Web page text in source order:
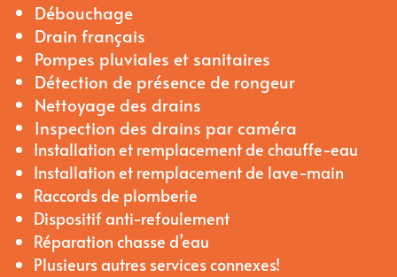
Débouchage
Drain français
Pompes pluviales et sanitaires
Détection de présence de rongeur
Nettoyage des drains
Inspection des drains par caméra
Installation et remplacement de chauffe-eau
Installation et remplacement de lave-main
Raccords de plomberie
Dispositif anti-refoulement
Réparation chasse d’eau
Plusieurs autres services connexes!